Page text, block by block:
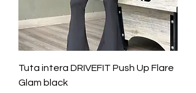
Tuta intera DRIVEFIT Push Up Flare
Glam black